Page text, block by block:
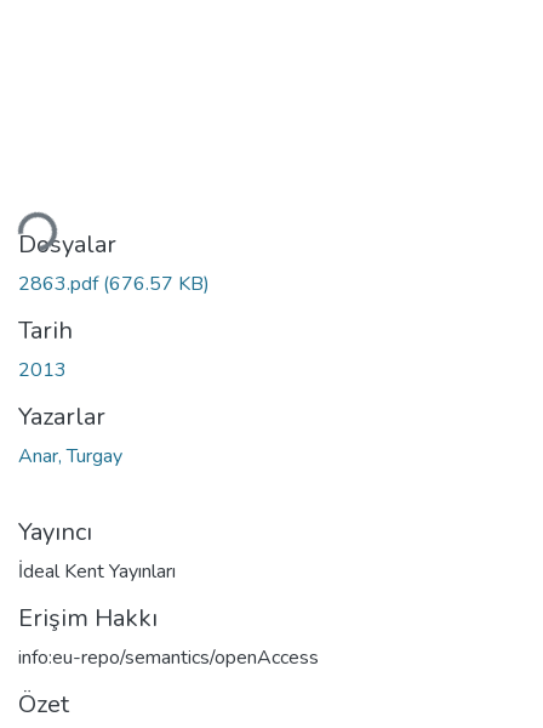
Dosyalar
2863.pdf(676.57 KB)
Tarih
2013
Yazarlar
Anar, Turgay
Yayıncı
İdeal Kent Yayınları
Erişim Hakkı
info:eu-repo/semantics/openAccess
Özet